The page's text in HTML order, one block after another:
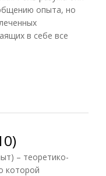
опыта, но
в себе все
– теоретико-
которой